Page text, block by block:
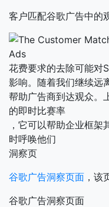
客户匹配谷歌广告中的
花费要求的去除可能对
影响。随着我们继续远
帮助广告商到达观众。
的即时比赛率
，它可以帮助企业框
时呼唤他们
洞察页
谷歌广告洞察页面 ，该
谷歌广告洞察页面